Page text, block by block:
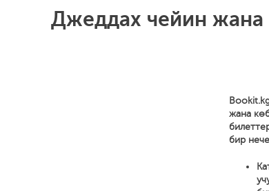
Джеддах чейин жана
жана
бир